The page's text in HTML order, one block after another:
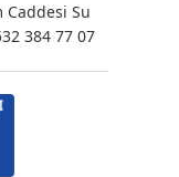
Caddesi Su
384 77 07